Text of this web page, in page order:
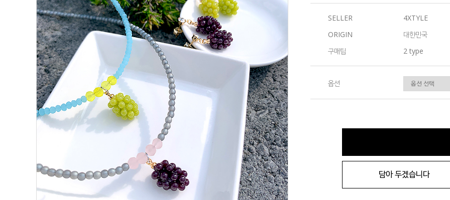
SELLER
4XTYLE
ORIGIN
대한민국
구매팁
2 type
옵션
담아 두겠습니다